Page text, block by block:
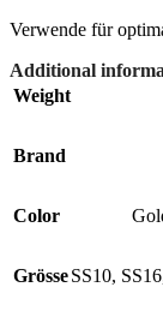
Verwende für
Additional
Weight
Brand
Color
GrösseSS10, SS16